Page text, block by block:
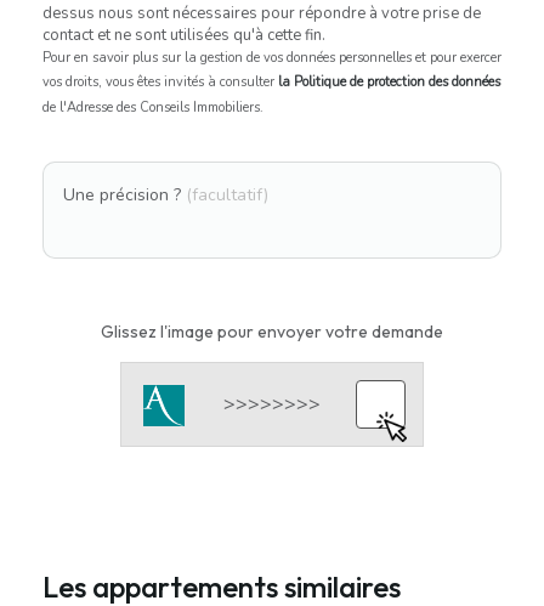
dessus nous sont nécessaires pour répondre à votre prise de
contact et ne sont utilisées qu'à cette fin.
Pour en savoir plus sur la gestion de vos données personnelles et pour exercer
vos droits, vous êtes invités à consulter la Politique de protection des données
de l'Adresse des Conseils Immobiliers.
Une précision ? (facultatif)
Glissez l'image pour envoyer votre demande
Les appartements similaires